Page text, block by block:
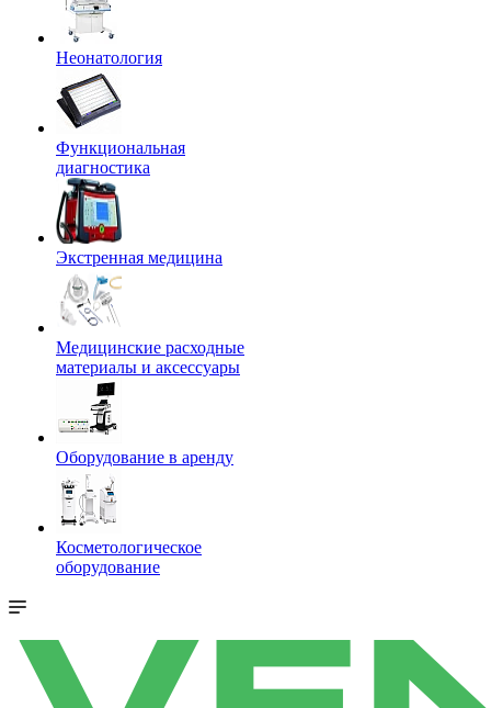
Неонатология
Функциональная
диагностика
Экстренная медицина
Медицинские расходные
материалы и аксессуары
Оборудование в аренду
Косметологическое
оборудование